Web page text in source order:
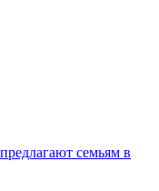
семьям в